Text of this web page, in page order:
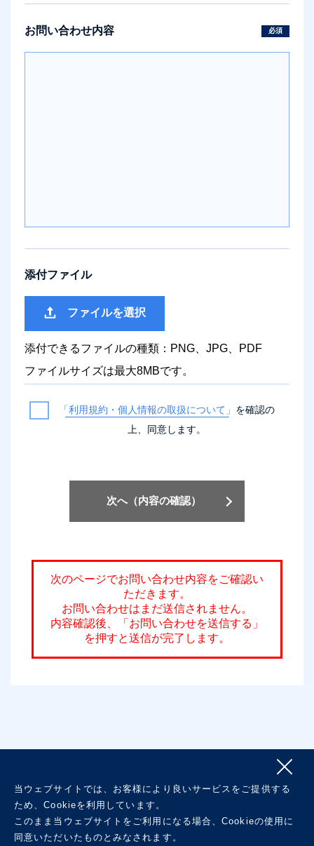
お問い合わせ内容 必須
添付ファイル
ファイルを選択
添付できるファイルの種類：PNG、JPG、PDF
ファイルサイズは最大8MBです。
「利用規約・個人情報の取扱について」 を確認の
上、同意します。
次へ（内容の確認）
次のページでお問い合わせ内容をご確認い
ただきます。
お問い合わせはまだ送信されません。
内容確認後、「お問い合わせを送信する」
を押すと送信が完了します。
当ウェブサイトでは、お客様により良いサービスをご提供する
ため、Cookieを利用しています。
このまま当ウェブサイトをご利用になる場合、Cookieの使用に
同意いただいたものとみなされます。